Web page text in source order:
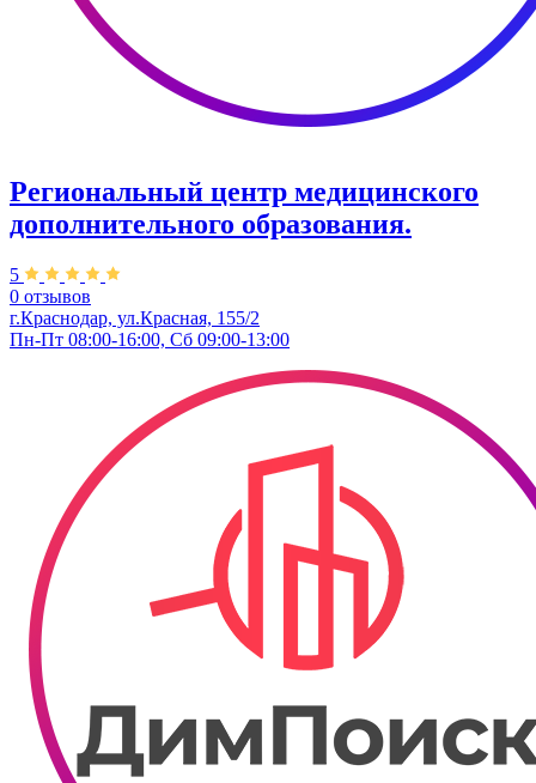
Региональный центр медицинского
дополнительного образования.
5
0 отзывов
г.Краснодар, ул.Красная, 155/2
Пн-Пт 08:00-16:00, Сб 09:00-13:00